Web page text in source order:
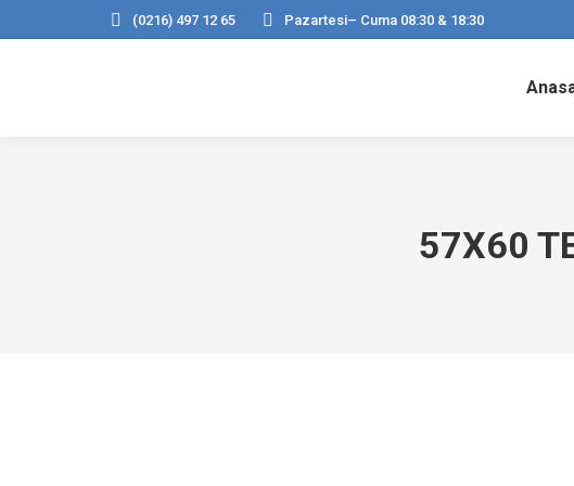
(0216) 497 12 65 Pazartesi– Cuma 08:30 & 18:30
57X60